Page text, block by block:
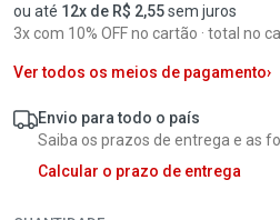
ou até 12x de R$ 2,55sem juros
3x com 10% OFF no cartão · total no
Ver todos os meios de pagamento›
Envio para todo o país
Saiba os prazos de entrega e as
Calcular o prazo de entrega